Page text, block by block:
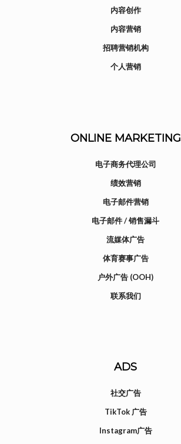
内容创作
内容营销
招聘营销机构
个人营销
ONLINE MARKETING
电子商务代理公司
绩效营销
电子邮件营销
电子邮件 / 销售漏斗
流媒体广告
体育赛事广告
户外广告 (OOH)
联系我们
ADS
社交广告
TikTok 广告
Instagram广告